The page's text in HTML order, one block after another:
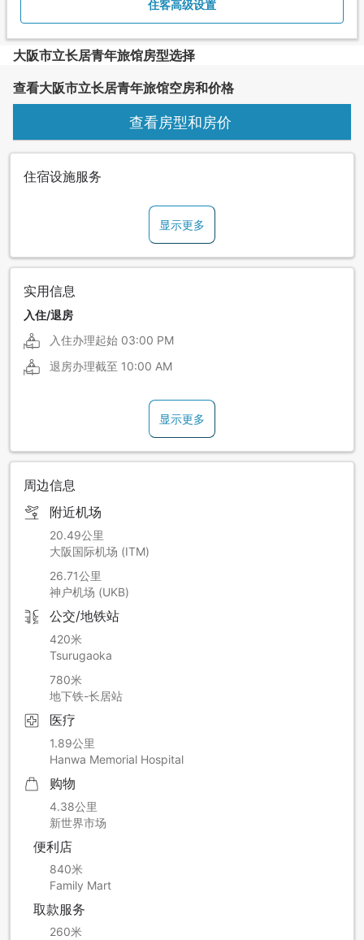
住客高级设置
大阪市立长居青年旅馆房型选择
查看大阪市立长居青年旅馆空房和价格
查看房型和房价
住宿设施服务
显示更多
实用信息
入住/退房
入住办理起始 03:00 PM
退房办理截至 10:00 AM
显示更多
周边信息
附近机场
20.49公里
大阪国际机场 (ITM)
26.71公里
神户机场 (UKB)
公交/地铁站
420米
Tsurugaoka
780米
地下铁-长居站
医疗
1.89公里
Hanwa Memorial Hospital
购物
4.38公里
新世界市场
便利店
840米
Family Mart
取款服务
260米